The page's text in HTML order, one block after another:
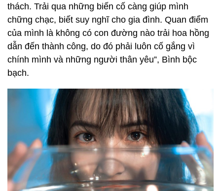
thách. Trải qua những biến cố càng giúp mình
chững chạc, biết suy nghĩ cho gia đình. Quan điểm
của mình là không có con đường nào trải hoa hồng
dẫn đến thành công, do đó phải luôn cố gắng vì
chính mình và những người thân yêu”, Bình bộc
bạch.